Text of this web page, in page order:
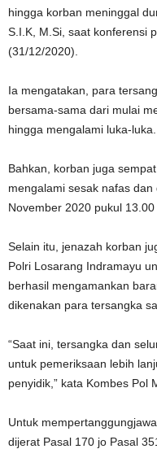
hingga korban meninggal
S.I.K, M.Si, saat konferensi
(31/12/2020).
Ia mengatakan, para
bersama-sama dari mulai
hingga mengalami luka-luka.
Bahkan, korban juga
mengalami sesak nafas
November 2020 pukul 13.00
Selain itu, jenazah korban
Polri Losarang Indramayu
berhasil mengamankan
dikenakan para tersangka
“Saat ini, tersangka dan
untuk pemeriksaan lebih
penyidik,” kata Kombes Pol
Untuk
dijerat Pasal 170 jo Pasal